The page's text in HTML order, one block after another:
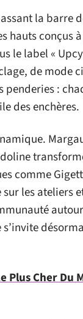
la barre
hauts conçus
le label «
de mode
penderies :
des enchères.
comme
les ateliers
Plus Cher Du